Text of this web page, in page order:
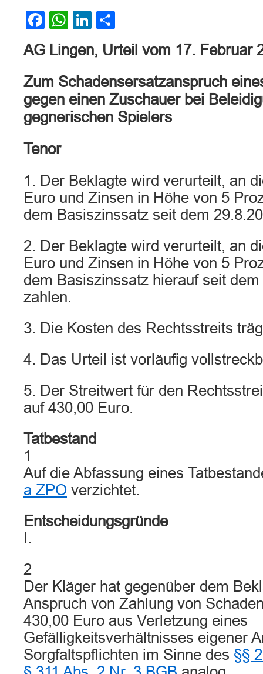
Facebook
WhatsApp
LinkedIn
AG Lingen, Urteil vom 17. Februar
Zum Schadensersatzanspruch
gegen einen Zuschauer bei
gegnerischen Spielers
Tenor
1. Der Beklagte wird verurteilt, an
Euro und Zinsen in Höhe von 5
dem Basiszinssatz seit dem
2. Der Beklagte wird verurteilt, an
Euro und Zinsen in Höhe von 5
dem Basiszinssatz hierauf seit
zahlen.
3. Die Kosten des Rechtsstreits
4. Das Urteil ist vorläufig
5. Der Streitwert für den
auf 430,00 Euro.
Tatbestand
1
Auf die Abfassung eines
a ZPO verzichtet.
Entscheidungsgründe
I.
2
Der Kläger hat gegenüber dem
Anspruch von Zahlung von
430,00 Euro aus Verletzung eines
Gefälligkeitsverhältnisses eigener
Sorgfaltspflichten im Sinne des §§